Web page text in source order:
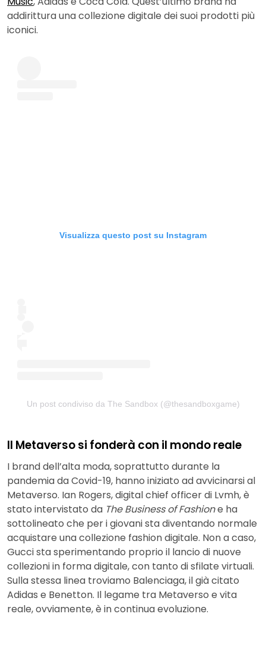
addirittura una collezione digitale dei suoi prodotti più
iconici.
Visualizza questo post su Instagram
Un post condiviso da The Sandbox (@thesandboxgame)
Il Metaverso si fonderà con il mondo reale
I brand dell’alta moda, soprattutto durante la
pandemia da Covid-19, hanno iniziato ad avvicinarsi al
Metaverso. Ian Rogers, digital chief officer di Lvmh, è
stato intervistato da The Business of Fashione ha
sottolineato che per i giovani sta diventando normale
acquistare una collezione fashion digitale. Non a caso,
Gucci sta sperimentando proprio il lancio di nuove
collezioni in forma digitale, con tanto di sfilate virtuali.
Sulla stessa linea troviamo Balenciaga, il già citato
Adidas e Benetton. Il legame tra Metaverso e vita
reale, ovviamente, è in continua evoluzione.